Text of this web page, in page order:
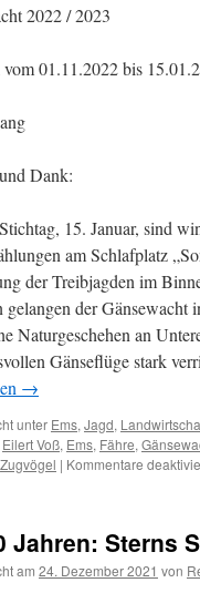
2022 / 2023
01.11.2022 bis
Dank:
15. Januar, sind
am Schlafplatz
der Treibjagden im
gelangen der
Naturgeschehen an
Gänseflüge stark
→
unter Ems, Jagd,
Eilert Voß, Ems, Fähre,
Zugvögel | Kommentare
Jahren: Sterns
am 24. Dezember 2021 von